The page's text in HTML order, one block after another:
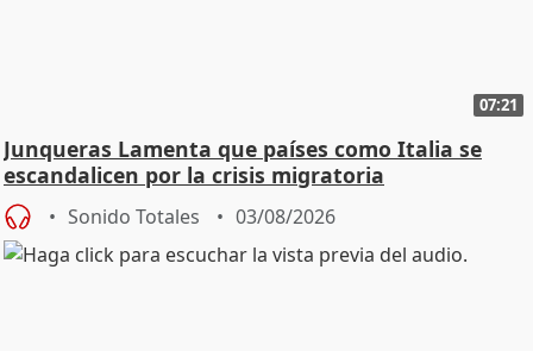
07:21
Junqueras Lamenta que países como Italia se
escandalicen por la crisis migratoria
Sonido Totales 03/08/2026